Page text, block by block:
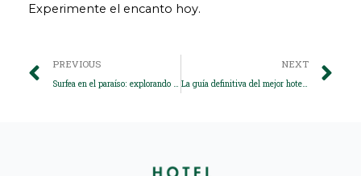
Experimente el encanto hoy.
Prev
PREVIOUS
Surfea en el paraíso: explorando los mejores lugares para surfear en Manuel Antonio, Costa Rica
NEXT
La guía definitiva del mejor hotel de playa en Manuel Antonio para familias